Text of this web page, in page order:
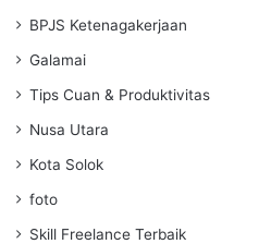
BPJS Ketenagakerjaan
Galamai
Tips Cuan & Produktivitas
Nusa Utara
Kota Solok
foto
Skill Freelance Terbaik